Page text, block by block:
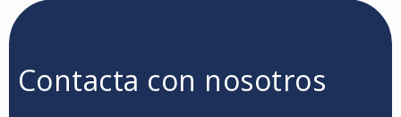
Contacta con nosotros